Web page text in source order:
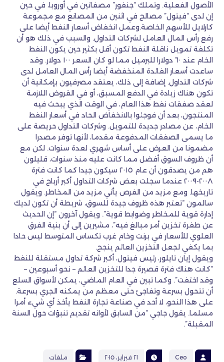
الأصول الفعلية. وتملك “جنفور” مصفاتين في أوروبا، في حين
إن لدى “فيتول” مصالح في اثنين من المصانع مع مجموعة
كارلايل للأسهم الخاصة.وعمل انخفاض أسعار النفط أيضا على
رفع رأس المال العامل لشركات التداول. والسبب في ذلك هو أن
تكلفة تمويل ناقلة النفط تكون أقل بكثير حين يكون النفط
الخام عند ٦٠ دولارا للبرميل مما لو كان السعر ١٠٠ دولار. وقد
ساعدت أسعار الفائدة المنخفضة أيضا رأس المال العامل لدى
شركات التداول. إضافة إلى ذلك، يعتقد مصرفيون بإمكانية أن
تكون هناك زيادة في الدفع المسبق، أو في القروض اللازمة
لعقد صفقات نفط هذا العام، في الوقت الذي يبحث فيه
المنتجون، بعد أن فوجئوا بالانخفاض الحاد في أسعار النفط
الخام، عن مصادر جديدة للتمويل. وشركات التداول حريصة على
ما يسمى الصفقات المدفوعة مقدما، لأنها توفر مصدرا
مضمونا من العرض على أساس شهري لعدة سنوات. لكن مع
أن ظروف السوق أفضل مما كانت عليه منذ سنوات، قليلون
هم من يصدقون أن عام ٢٠١٥ سيكون جيدا كما كانت فترة
٢٠٠٨-٢٠٠٩ عندما سجلت بعض شركات التداول أكبر أرباح في
تاريخها. ومع مزيد من الفرص يأتي مزيد من المخاطر. ويقول
سالمون “تعتبر هذه ظروف جيدة للسوق، شريطة أن تكون لديك
إدارة قوية للمخاطر وضوابط قوية”. ويقول آخرون “إن الحديث
عن طفرة تخزين أمر مبالغ فيه”، مشيرين إلى أن بنية الفرق
العلوي للأسعار في برنت وخام غرب تكساس المتوسط ليس حادا
بما يكفي لجعل التخزين العائم ينجح.
ويقول إيان تايلور، رئيس فيتول، أكبر شركة تداول مستقلة للنفط
“كانت هناك فترة قصيرة جدا للتخزين العائم – نحو أسبوعين –
وقد اختفت”. وكما تبين في العام الماضي، يمكن لأسواق السلع
أن تتحول بسرعة وتفاجئ حتى معظم من يمكنه الجري بسرعة.
على هذا النحو، لا أحد في صناعة تجارة النفط يأخذ أي شيء أمرا
مسلما. يقول جاجي “من السابق لأوانه تقديم تنبؤات حول السنة
المقبلة”.
Ceo ٢١ فبراير، ٢٠١٥ ملفات